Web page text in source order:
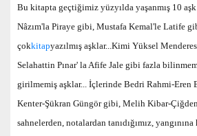
Bu kitapta geçtiğimiz yüzyılda yaşanmış 10
Nâzım'la Piraye gibi, Mustafa Kemal'le Latife
çokkitapyazılmış aşklar...Kimi Yüksel
Selahattin Pınar' la Afife Jale gibi fazla
girilmemiş aşklar... İçlerinde Bedri Rahmi-Eren
Kenter-Şükran Güngör gibi, Melih Kibar-
sahnelerden, notalardan tanıdığımız,